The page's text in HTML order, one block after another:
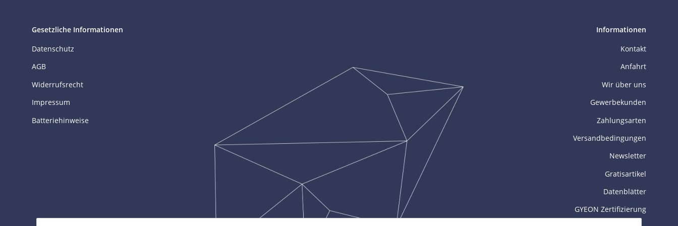
Gesetzliche Informationen
Datenschutz
AGB
Widerrufsrecht
Impressum
Batteriehinweise
Informationen
Kontakt
Anfahrt
Wir über uns
Gewerbekunden
Zahlungsarten
Versandbedingungen
Newsletter
Gratisartikel
Datenblätter
GYEON Zertifizierung